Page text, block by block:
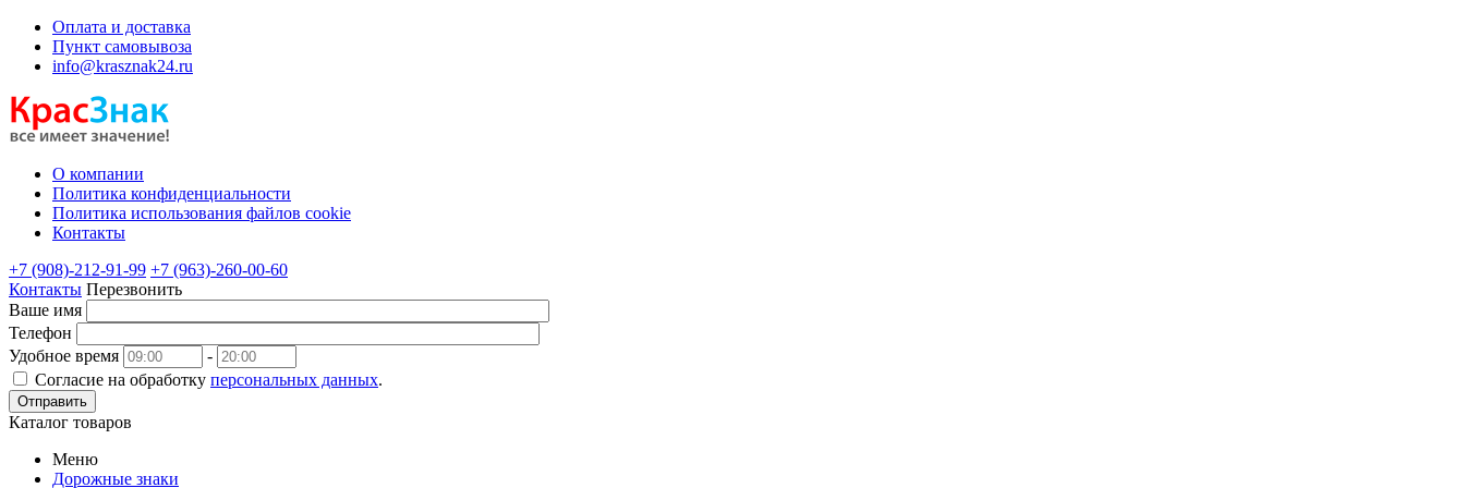
Оплата и доставка
Пункт самовывоза
info@krasznak24.ru
О компании
Политика конфиденциальности
Политика использования файлов cookie
Контакты
+7 (908)-212-91-99 +7 (963)-260-00-60
Контакты Перезвонить
Ваше имя
Телефон
Удобное время
-
Согласие на обработку персональных данных.
Отправить
Каталог товаров
Меню
Дорожные знаки